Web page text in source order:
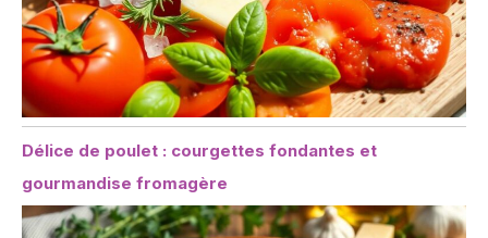
Délice de poulet : courgettes fondantes et
gourmandise fromagère